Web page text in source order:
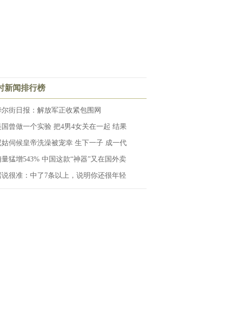
新闻排行榜
尔街日报：解放军正收紧包围网
国曾做一个实验 把4男4女关在一起 结果
姑伺候皇帝洗澡被宠幸 生下一子 成一代
量猛增543% 中国这款“神器”又在国外卖
说很准：中了7条以上，说明你还很年轻